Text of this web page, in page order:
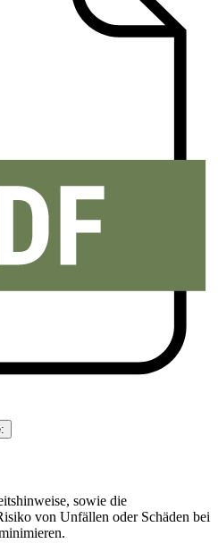
sowie die
von Unfällen oder Schäden bei